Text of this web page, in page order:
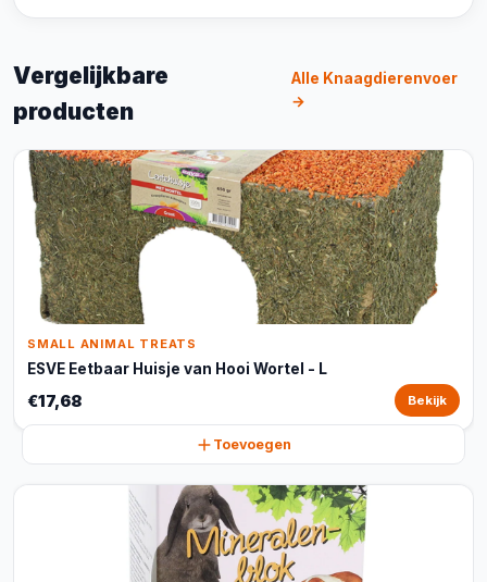
Vergelijkbare
producten
Alle Knaagdierenvoer
→
SMALL ANIMAL TREATS
ESVE Eetbaar Huisje van Hooi Wortel - L
€17,68 Bekijk
Toevoegen